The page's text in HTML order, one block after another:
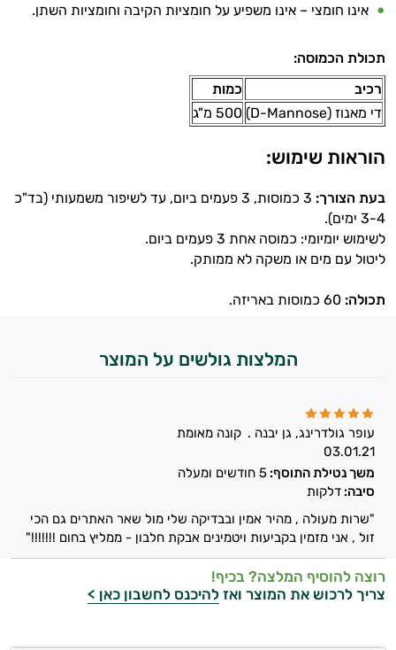
טבעוניים | VEGAN
כורכום וכורכומין
כרום
סידן
פרוביוטיקה
אבץ
ג׳ינסנג
ויטמין K
זעפרן
מורינגה
אינו חומצי – אינו משפיע על חומציות הקיבה וחומציות השתן.
תכולת הכמוסה:
רכיב
כמות
די מאנוז (D-Mannose)
500 מ"ג
הוראות שימוש:
בעת הצורך:
3 כמוסות, 3 פעמים ביום, עד לשיפור משמעותי (בד"כ
3-4 ימים).
לשימוש יומיומי: כמוסה אחת 3 פעמים ביום.
ליטול עם מים או משקה לא ממותק.
תכולה: 60 כמוסות באריזה.
המלצות גולשים על המוצר
עופר גולדרינג, גן יבנה . קונה מאומת
03.01.21
משך נטילת התוסף: 5 חודשים ומעלה
סיבה: דלקות
"שרות מעולה , מהיר אמין ובבדיקה שלי מול שאר האתרים גם הכי
זול , אני מזמין בקביעות ויטמינים אבקת חלבון - ממליץ בחום !!!!!!!"
רוצה להוסיף המלצה? בכיף!
צריך לרכוש את המוצר ואז להיכנס לחשבון כאן >